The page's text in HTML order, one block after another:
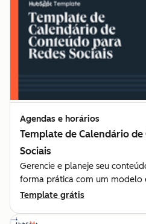
Agendas e horários
Template de Calendário
Sociais
Gerencie e planeje seu
forma prática com um modelo
Template grátis